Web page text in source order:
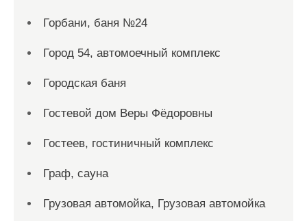
Горбани, баня №24
Город 54, автомоечный комплекс
Городская баня
Гостевой дом Веры Фёдоровны
Гостеев, гостиничный комплекс
Граф, сауна
Грузовая автомойка, Грузовая автомойка